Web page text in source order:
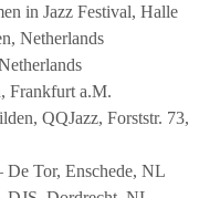
in Jazz Festival, Halle
Netherlands
Frankfurt a.M.
QQJazz, Forststr. 73,
De Tor, Enschede, NL